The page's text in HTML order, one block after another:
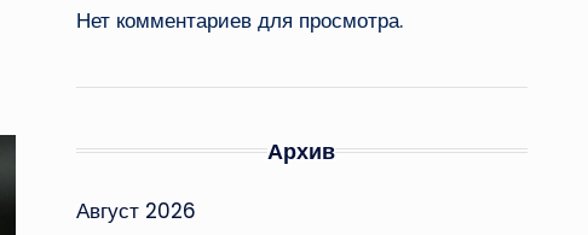
Нет комментариев для просмотра.
Архив
Август 2026